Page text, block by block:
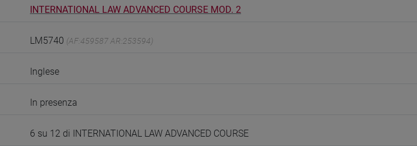
INTERNATIONAL LAW ADVANCED COURSE MOD. 2
LM5740 (AF:459587 AR:253594)
Inglese
In presenza
6 su 12 di INTERNATIONAL LAW ADVANCED COURSE